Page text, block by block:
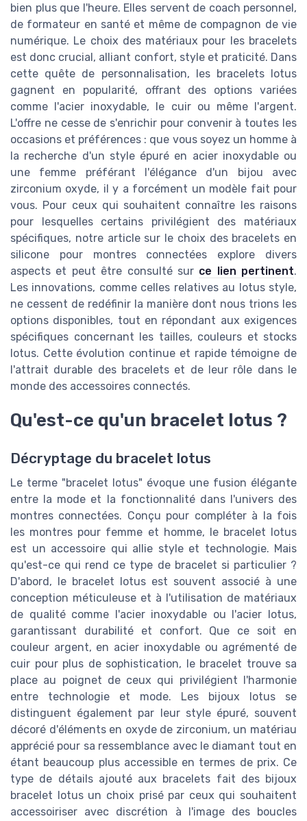
bien plus que l'heure. Elles servent de coach personnel,
de formateur en santé et même de compagnon de vie
numérique. Le choix des matériaux pour les bracelets
est donc crucial, alliant confort, style et praticité. Dans
cette quête de personnalisation, les bracelets lotus
gagnent en popularité, offrant des options variées
comme l'acier inoxydable, le cuir ou même l'argent.
L'offre ne cesse de s'enrichir pour convenir à toutes les
occasions et préférences : que vous soyez un homme à
la recherche d'un style épuré en acier inoxydable ou
une femme préférant l'élégance d'un bijou avec
zirconium oxyde, il y a forcément un modèle fait pour
vous. Pour ceux qui souhaitent connaître les raisons
pour lesquelles certains privilégient des matériaux
spécifiques, notre article sur le choix des bracelets en
silicone pour montres connectées explore divers
aspects et peut être consulté sur ce lien pertinent.
Les innovations, comme celles relatives au lotus style,
ne cessent de redéfinir la manière dont nous trions les
options disponibles, tout en répondant aux exigences
spécifiques concernant les tailles, couleurs et stocks
lotus. Cette évolution continue et rapide témoigne de
l'attrait durable des bracelets et de leur rôle dans le
monde des accessoires connectés.
Qu'est-ce qu'un bracelet lotus ?
Décryptage du bracelet lotus
Le terme "bracelet lotus" évoque une fusion élégante
entre la mode et la fonctionnalité dans l'univers des
montres connectées. Conçu pour compléter à la fois
les montres pour femme et homme, le bracelet lotus
est un accessoire qui allie style et technologie. Mais
qu'est-ce qui rend ce type de bracelet si particulier ?
D'abord, le bracelet lotus est souvent associé à une
conception méticuleuse et à l'utilisation de matériaux
de qualité comme l'acier inoxydable ou l'acier lotus,
garantissant durabilité et confort. Que ce soit en
couleur argent, en acier inoxydable ou agrémenté de
cuir pour plus de sophistication, le bracelet trouve sa
place au poignet de ceux qui privilégient l'harmonie
entre technologie et mode. Les bijoux lotus se
distinguent également par leur style épuré, souvent
décoré d'éléments en oxyde de zirconium, un matériau
apprécié pour sa ressemblance avec le diamant tout en
étant beaucoup plus accessible en termes de prix. Ce
type de détails ajouté aux bracelets fait des bijoux
bracelet lotus un choix prisé par ceux qui souhaitent
accessoiriser avec discrétion à l'image des boucles